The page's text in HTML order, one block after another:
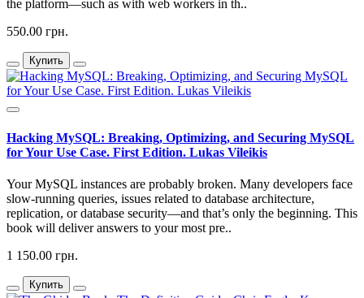
the platform—such as with web workers in th..
550.00 грн.
Купить
Hacking MySQL: Breaking, Optimizing, and Securing MySQL
for Your Use Case. First Edition. Lukas Vileikis
Your MySQL instances are probably broken. Many developers face
slow-running queries, issues related to database architecture,
replication, or database security—and that’s only the beginning. This
book will deliver answers to your most pre..
1 150.00 грн.
Купить